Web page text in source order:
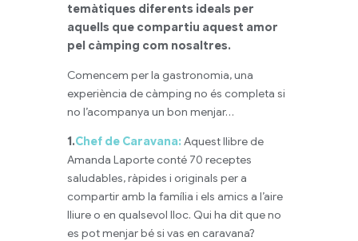
temàtiques diferents ideals per
aquells que compartiu aquest amor
pel càmping com nosaltres.
Comencem per la gastronomia, una
experiència de càmping no és completa si
no l’acompanya un bon menjar…
1.Chef de Caravana: Aquest llibre de
Amanda Laporte conté 70 receptes
saludables, ràpides i originals per a
compartir amb la família i els amics a l’aire
lliure o en qualsevol lloc. Qui ha dit que no
es pot menjar bé si vas en caravana?